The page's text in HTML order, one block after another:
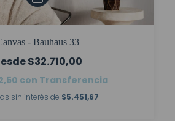
- Bauhaus 33
$32.710,00
con Transferencia
sin interés de $5.451,67